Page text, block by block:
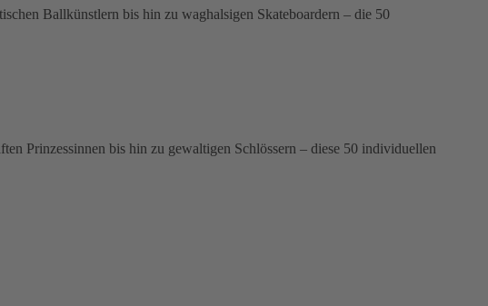
Ballkünstlern bis hin zu waghalsigen Skateboardern – die 50
Prinzessinnen bis hin zu gewaltigen Schlössern – diese 50 individuellen